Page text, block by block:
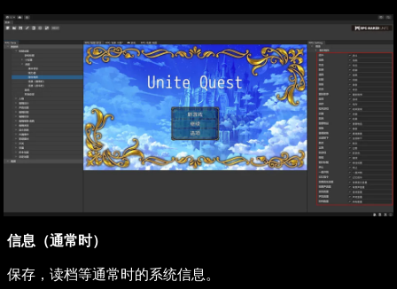
信息（通常时）
保存，读档等通常时的系统信息。